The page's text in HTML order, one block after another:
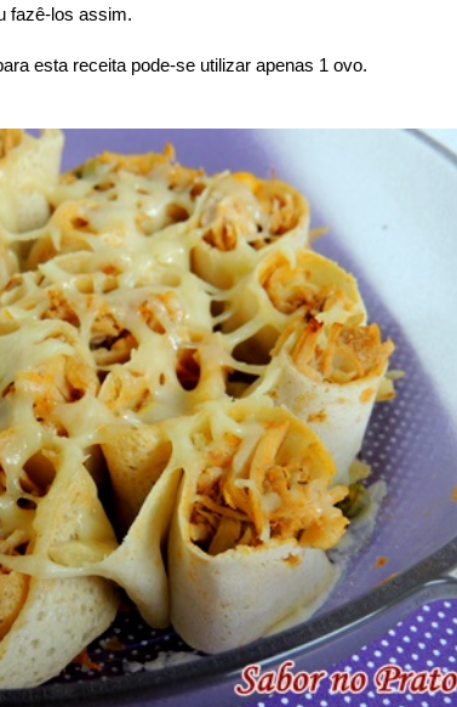
fazê-los assim.
esta receita pode-se utilizar apenas 1 ovo.